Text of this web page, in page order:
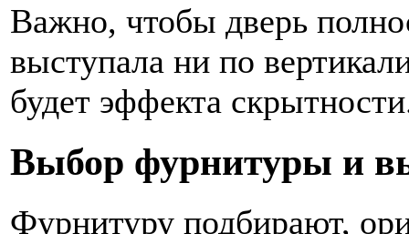
Важно, чтобы дверь
выступала ни по
будет эффекта
Выбор фурнитуры и
Фурнитуру подбирают,